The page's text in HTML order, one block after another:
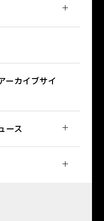
ーカイブサイ
ース